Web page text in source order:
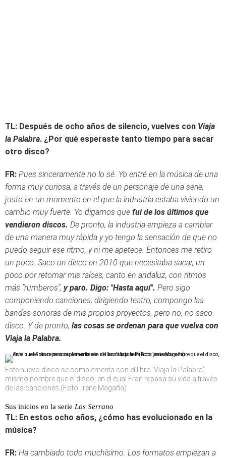
TL: Después de ocho años de silencio, vuelves con Viaja
la Palabra. ¿Por qué esperaste tanto tiempo para sacar
otro disco?
FR: Pues sinceramente no lo sé. Yo entré en la música de una
forma muy curiosa, a través de un personaje de una serie,
justo en un momento en el que la industria estaba viviendo un
cambio muy fuerte. Yo digamos que fui de los últimos que
vendieron discos. De pronto, la industria empieza a cambiar
de una manera muy rápida y yo tengo la sensación de que no
puedo seguir ese ritmo, y ni me apetece. Entonces me retiro
un poco. Saco un disco en 2010 que necesitaba sacar, un
poco por retomar mis raíces, canto en andaluz, con ritmos
más "rumberos", y paro. Digo: "Hasta aquí". Pero sigo
componiendo canciones, dirigiendo teatro, compongo las
bandas sonoras de mis propios proyectos, pero no, no saco
disco. Y de pronto, las cosas se ordenan para que vuelva con
Viaja la Palabra.
Este nuevo disco se complementa con el libro 'Viaja la Palabra',
mismo nombre que el disco, en el cual Fran repasa su vida a través
de las canciones (Foto: Irene Magaña)
Sus inicios en la serie Los Serrano
TL: En estos ocho años, ¿cómo has evolucionado en la
música?
FR: Ha cambiado todo muchísimo. Los formatos empiezan a